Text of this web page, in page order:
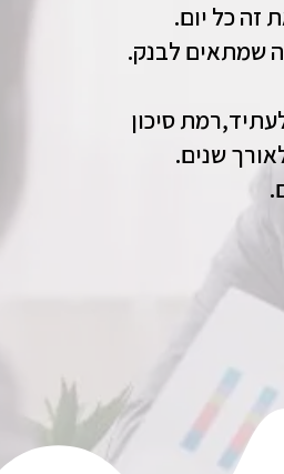
זה כל יום
שמתאים לבנק
סיכון
שנים